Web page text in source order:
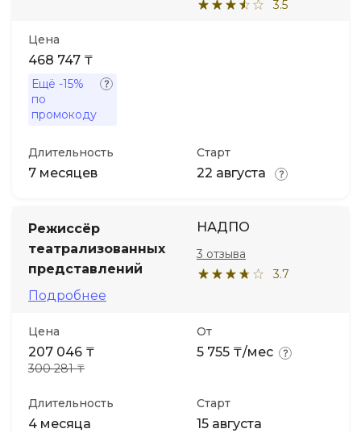
3.5
Цена
468 747 ₸
Ещё -15%
по
промокоду
Длительность
7 месяцев
Старт
22 августа
Режиссёр
театрализованных
представлений
Подробнее
НАДПО
3.7
3 отзыва
Цена
207 046 ₸
300 281 ₸
От
5 755 ₸/мес
Длительность
4 месяца
Старт
15 августа